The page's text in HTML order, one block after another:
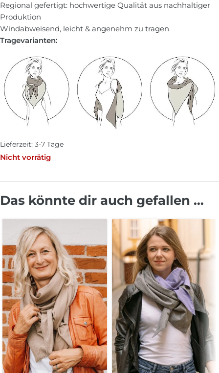
Regional gefertigt: hochwertige Qualität aus nachhaltiger
Produktion
Windabweisend, leicht & angenehm zu tragen
Tragevarianten:
Lieferzeit: 3-7 Tage
Nicht vorrätig
Das könnte dir auch gefallen …